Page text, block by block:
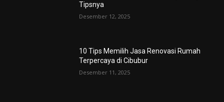
Tipsnya
Desember 12, 2025
10 Tips Memilih Jasa Renovasi Rumah
Terpercaya di Cibubur
Desember 11, 2025